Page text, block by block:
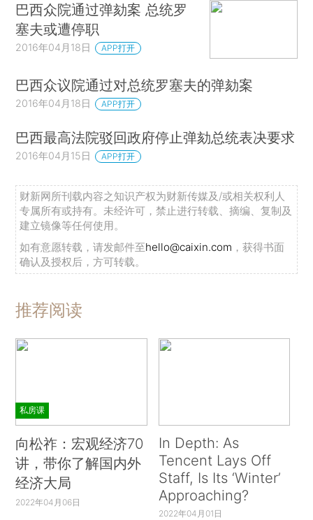
巴西众院通过弹劾案 总统罗
塞夫或遭停职
2016年04月18日 APP打开
巴西众议院通过对总统罗塞夫的弹劾案
2016年04月18日 APP打开
巴西最高法院驳回政府停止弹劾总统表决要求
2016年04月15日 APP打开
财新网所刊载内容之知识产权为财新传媒及/或相关权利人
专属所有或持有。未经许可，禁止进行转载、摘编、复制及
建立镜像等任何使用。
如有意愿转载，请发邮件至hello@caixin.com ，获得书面
确认及授权后，方可转载。
推荐阅读
私房课
向松祚：宏观经济70
讲，带你了解国内外
经济大局
2022年04月06日
In Depth: As
Tencent Lays Off
Staff, Is Its ‘Winter’
Approaching?
2022年04月01日